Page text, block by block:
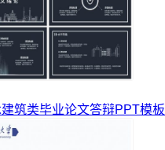
筑类毕业论文答辩PPT模板